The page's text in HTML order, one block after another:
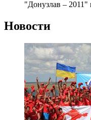
"Донузлав – 2011"
Новости